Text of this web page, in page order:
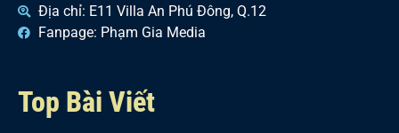
Địa chỉ: E11 Villa An Phú Đông, Q.12
Fanpage: Phạm Gia Media
Top Bài Viết